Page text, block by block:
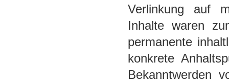
Verlinkung auf
Inhalte waren
permanente
konkrete
Bekanntwerden